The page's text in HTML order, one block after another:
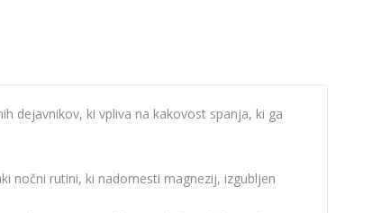
dejavnikov, ki vpliva na kakovost spanja, ki ga
nočni rutini, ki nadomesti magnezij, izgubljen